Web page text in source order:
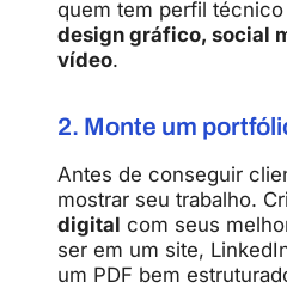
quem tem perfil
design gráfico, social
vídeo.
2. Monte um
Antes de conseguir
mostrar seu trabalho.
digital com seus
ser em um site,
um PDF bem